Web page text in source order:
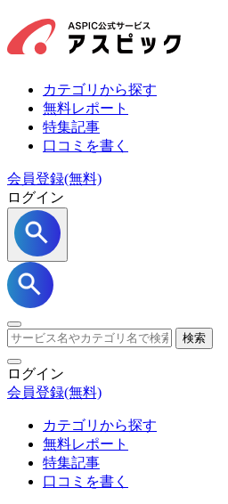
カテゴリから探す
無料レポート
特集記事
口コミを書く
会員登録(無料)
ログイン
検索
ログイン
会員登録(無料)
カテゴリから探す
無料レポート
特集記事
口コミを書く